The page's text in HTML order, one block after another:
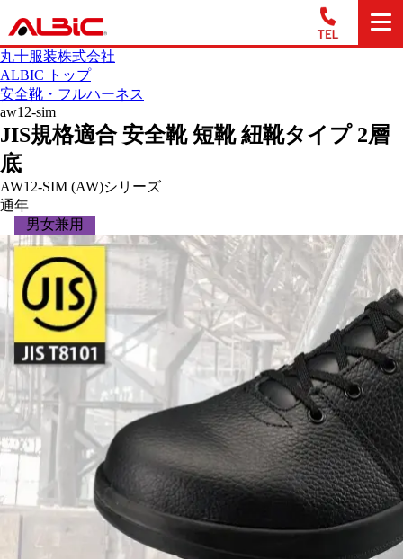
丸十服装株式会社
ALBIC トップ
安全靴・フルハーネス
aw12-sim
JIS規格適合 安全靴 短靴 紐靴タイプ 2層
底
AW12-SIM (AW)シリーズ
通年
男女兼用